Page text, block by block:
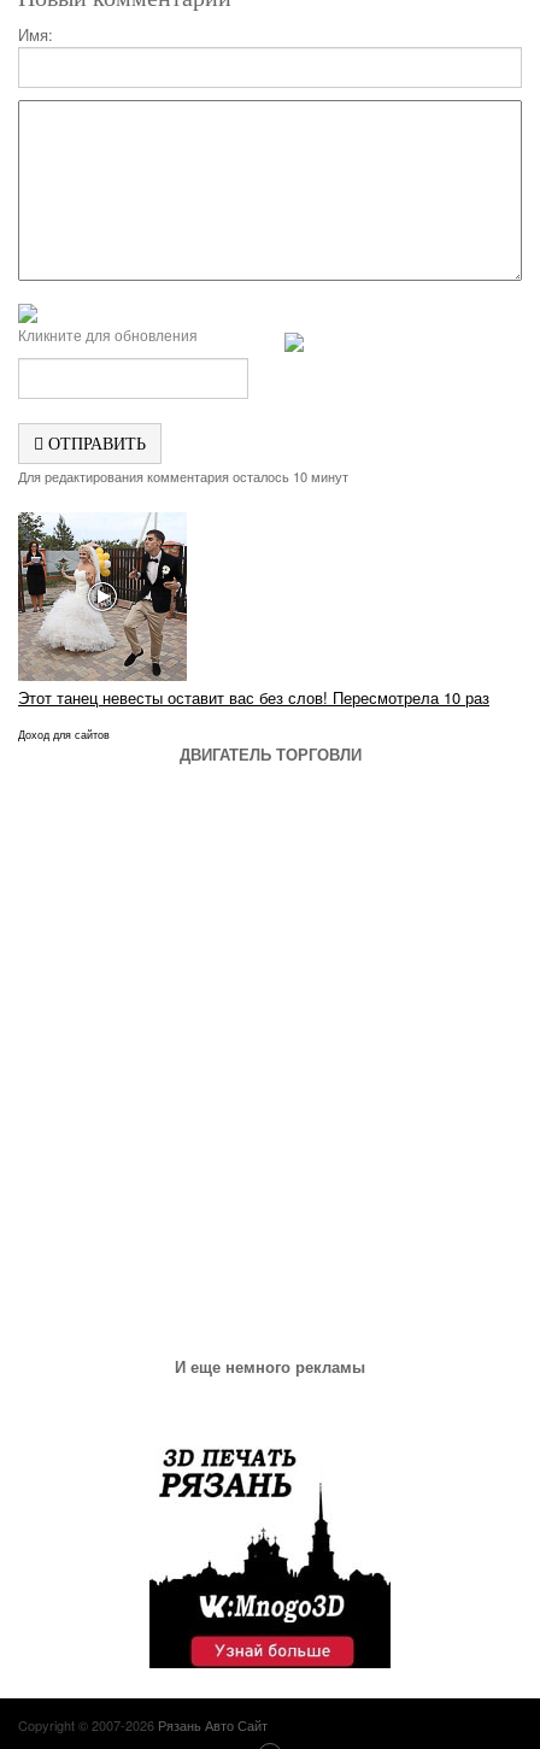
Имя:
Кликните для обновления
ОТПРАВИТЬ
Для редактирования комментария осталось 10 минут
Этот танец невесты оставит вас без слов! Пересмотрела 10 раз
Доход для сайтов
ДВИГАТЕЛЬ ТОРГОВЛИ
И еще немного рекламы
Copyright © 2007-2026 Рязань Авто Сайт